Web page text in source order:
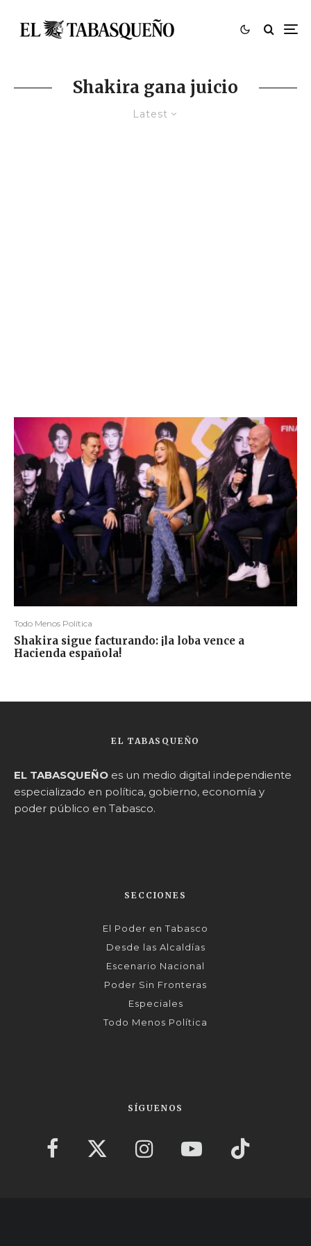
Shakira gana juicio
Latest
Todo Menos Política
Shakira sigue facturando: ¡la loba vence a
Hacienda española!
EL TABASQUEÑO
EL TABASQUEÑO es un medio digital independiente
especializado en política, gobierno, economía y
poder público en Tabasco.
SECCIONES
El Poder en Tabasco
Desde las Alcaldías
Escenario Nacional
Poder Sin Fronteras
Especiales
Todo Menos Política
SÍGUENOS